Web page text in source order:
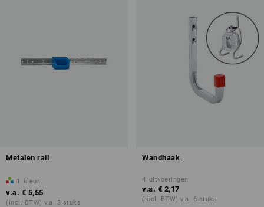
Metalen rail
1 kleur
v.a. € 5,55
(incl. BTW) v.a. 3 stuks
Wandhaak
4 uitvoeringen
v.a. € 2,17
(incl. BTW) v.a. 6 stuks